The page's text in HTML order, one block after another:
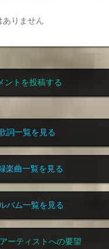
ありません
ントを投稿する
詞一覧を見る
楽曲一覧を見る
バム一覧を見る
ーティストへの要望